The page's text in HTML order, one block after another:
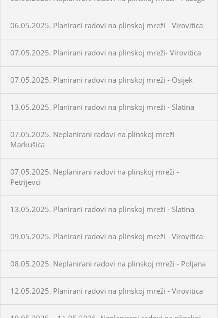
06.05.2025. Planirani radovi na plinskoj mreži - Virovitica
07.05.2025. Planirani radovi na plinskoj mreži- Virovitica
07.05.2025. Planirani radovi na plinskoj mreži - Osijek
13.05.2025. Planirani radovi na plinskoj mreži - Slatina
07.05.2025. Neplanirani radovi na plinskoj mreži -
Markušica
07.05.2025. Neplanirani radovi na plinskoj mreži -
Petrijevci
13.05.2025. Planirani radovi na plinskoj mreži - Slatina
09.05.2025. Planirani radovi na plinskoj mreži - Virovitica
08.05.2025. Neplanirani radovi na plinskoj mreži - Poljana
12.05.2025. Planirani radovi na plinskoj mreži - Virovitica